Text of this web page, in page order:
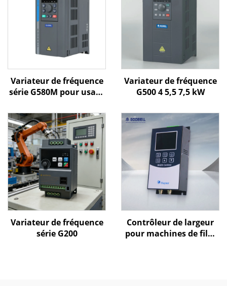
Variateur de fréquence
série G580M pour usage
Variateur de fréquence
G500 4 5,5 7,5 kW
Variateur de fréquence
série G200
Contrôleur de largeur
pour machines de film